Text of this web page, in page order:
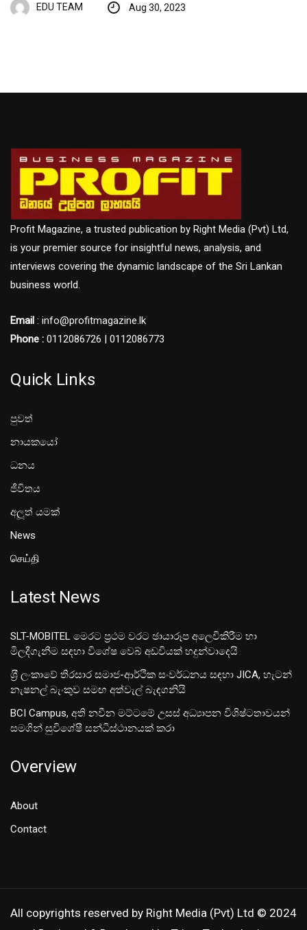
EDU TEAM Aug 30, 2023
Profit Magazine, a trusted publication by Right Media (Pvt) Ltd,
is your premier source for insightful news, analysis, and
interviews covering the dynamic landscape of the Sri Lankan
business world.
Email : info@profitmagazine.lk
Phone : 0112086726 | 0112086773
Quick Links
පුවත්
නායකයෝ
ධනය
ජීවිතය
අලූත් යමක්
News
செய்தி
Latest News
SLT-MOBITEL මෙරට ප්‍රථම වරට ඡායාරූප අලෙවිකිරීම හා
මිලදීගැනීම සඳහා විශේෂ වෙබ් අඩවියක් හදුන්වාදෙයි
ශ‍්‍රී ලංකාවේ තිරසාර සමාජ-ආර්ථික සංවර්ධනය සඳහා JICA, හැටන්
නැෂනල් බැංකුව සමඟ අත්වැල් බැඳගනියි
BCI Campus, අති නවීන මට්ටමේ උසස් අධ්‍යාපන විශිෂ්ටතාවයන්
සමගින් සුවිශේෂී සන්ධිස්ථානයක් කරා
Overview
About
Contact
All copyrights reserved by Right Media (Pvt) Ltd © 2024